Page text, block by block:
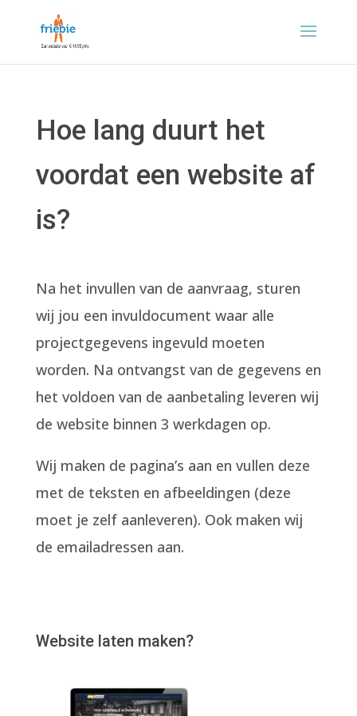
Hoe lang duurt het
voordat een website af
is?
Na het invullen van de aanvraag, sturen
wij jou een invuldocument waar alle
projectgegevens ingevuld moeten
worden. Na ontvangst van de gegevens en
het voldoen van de aanbetaling leveren wij
de website binnen 3 werkdagen op.
Wij maken de pagina’s aan en vullen deze
met de teksten en afbeeldingen (deze
moet je zelf aanleveren). Ook maken wij
de emailadressen aan.
Website laten maken?